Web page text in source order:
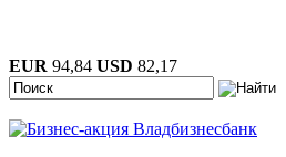
EUR 94,84 USD 82,17